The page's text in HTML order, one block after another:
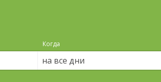
Когда
на все дни